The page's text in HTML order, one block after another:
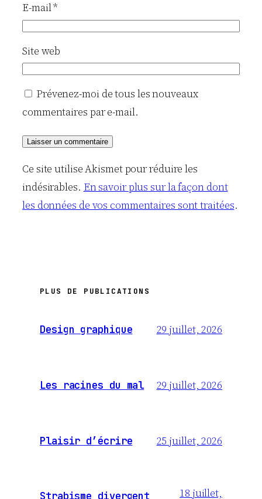
E-mail*
Site web
Prévenez-moi de tous les nouveaux
commentaires par e-mail.
Ce site utilise Akismet pour réduire les
indésirables. En savoir plus sur la façon dont
les données de vos commentaires sont traitées.
PLUS DE PUBLICATIONS
Design graphique 29 juillet, 2026
Les racines du mal 29 juillet, 2026
Plaisir d’écrire 25 juillet, 2026
Strabisme divergent 18 juillet,